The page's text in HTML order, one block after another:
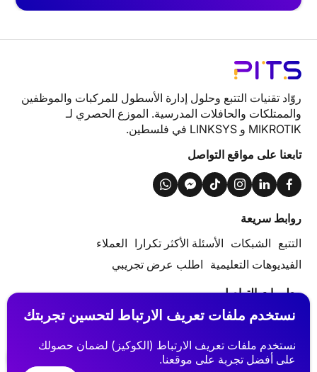
نستخدم ملفات تعريف الارتباط لتحسين تجربتك
نستخدم ملفات تعريف الارتباط (الكوكيز) لضمان حصولك
على أفضل تجربة على موقعنا.
روّاد تقنيات التتبع وحلول إدارة الأسطول للمركبات والموظفين
والممتلكات والحافلات المدرسية. الموزع الحصري لـ
MIKROTIK و LINKSYS في فلسطين.
تابعنا على مواقع التواصل
روابط سريعة
التتبع الشبكات الأسئلة الأكثر تكرارا العملاء
الفيديوهات التعليمية اطلب عرض تجريبي
معلومات التواصل
الإمارات | دبي – واحة السيليكون، مجمّع ديجيتال بارك
info@pits-track.com
+971 55 881 8652